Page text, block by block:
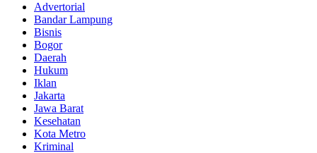
Advertorial
Bandar Lampung
Bisnis
Bogor
Daerah
Hukum
Iklan
Jakarta
Jawa Barat
Kesehatan
Kota Metro
Kriminal